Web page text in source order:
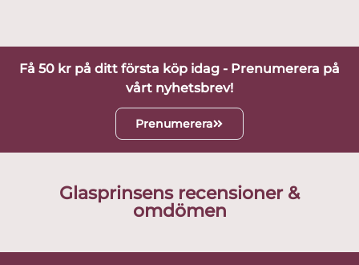
Få 50 kr på ditt första köp idag - Prenumerera på
vårt nyhetsbrev!
Prenumerera
Glasprinsens recensioner &
omdömen